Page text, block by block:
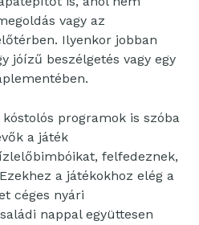
vagy az
Ilyenkor jobban
jóízű beszélgetés vagy egy
programok is szóba
a játék
felfedeznek,
a játékokhoz elég a
céges nyári
nappal együttesen